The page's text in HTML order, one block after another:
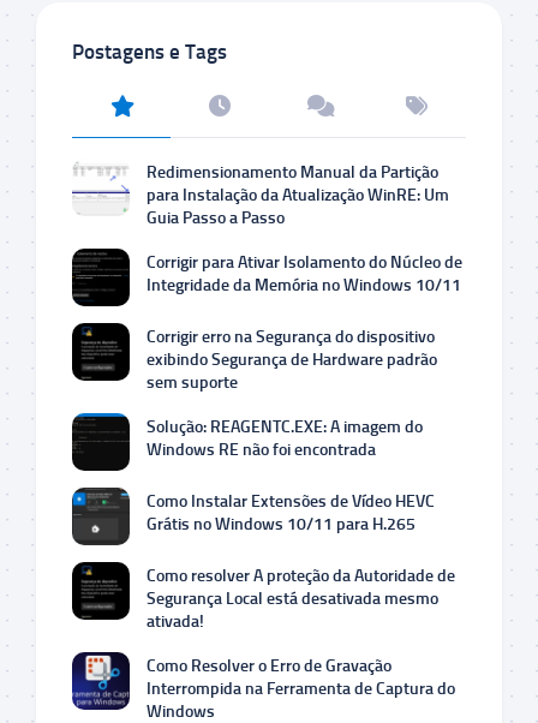
Postagens e Tags
Redimensionamento Manual da Partição
para Instalação da Atualização WinRE: Um
Guia Passo a Passo
Corrigir para Ativar Isolamento do Núcleo de
Integridade da Memória no Windows 10/11
Corrigir erro na Segurança do dispositivo
exibindo Segurança de Hardware padrão
sem suporte
Solução: REAGENTC.EXE: A imagem do
Windows RE não foi encontrada
Como Instalar Extensões de Vídeo HEVC
Grátis no Windows 10/11 para H.265
Como resolver A proteção da Autoridade de
Segurança Local está desativada mesmo
ativada!
Como Resolver o Erro de Gravação
Interrompida na Ferramenta de Captura do
Windows